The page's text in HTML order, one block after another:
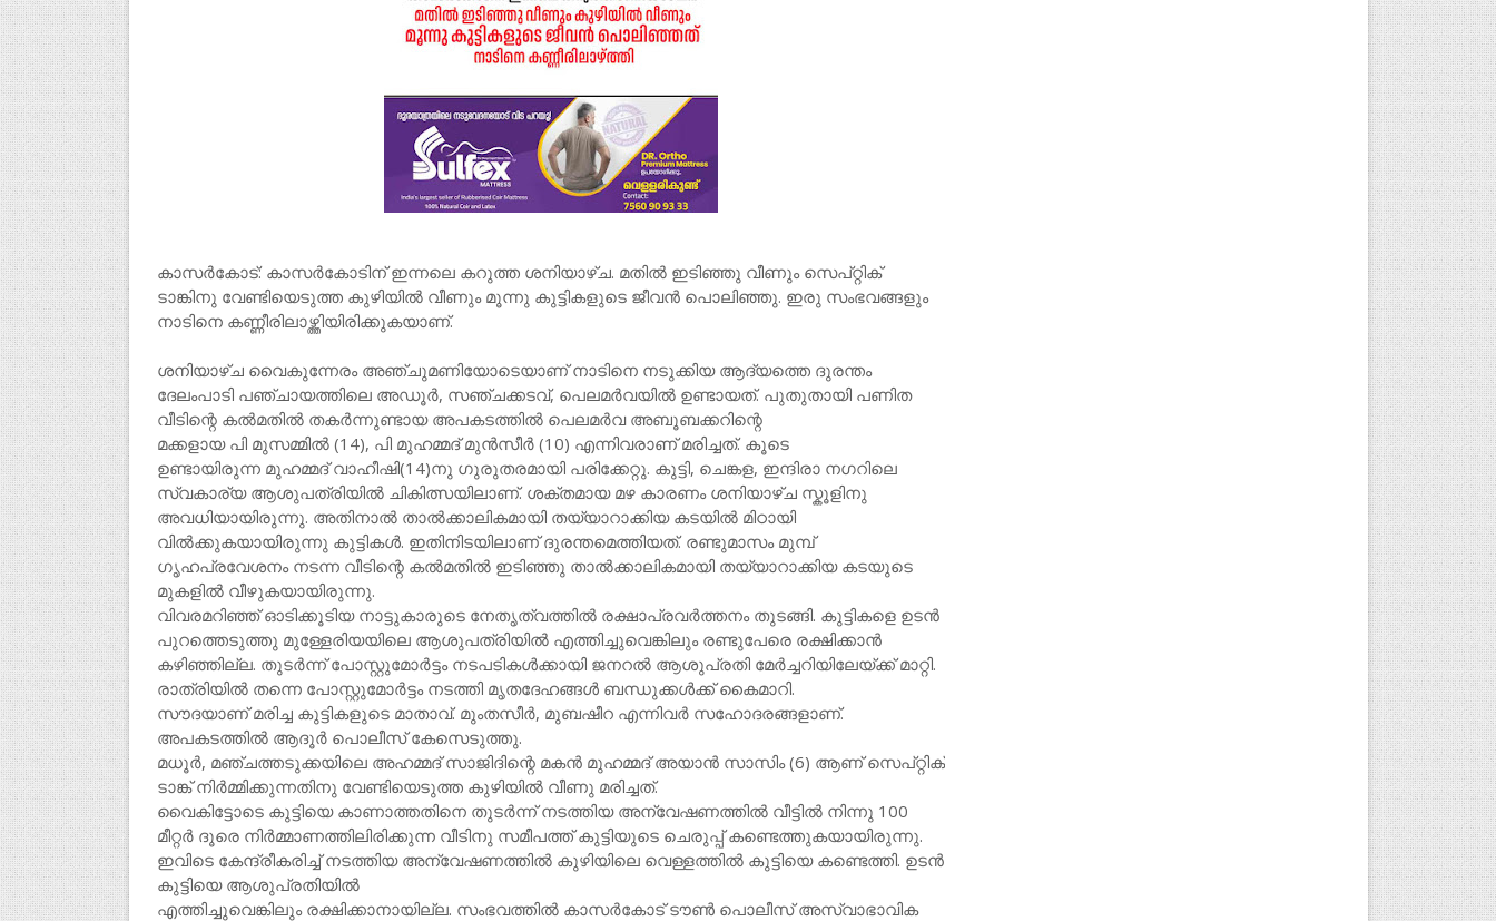
കാസർകോട്: കാസർകോടിന് ഇന്നലെ കറുത്ത ശനിയാഴ്ച. മതിൽ ഇടിഞ്ഞു വീണും സെപ്റ്റിക്
ടാങ്കിനു വേണ്ടിയെടുത്ത കുഴിയിൽ വീണും മൂന്നു കുട്ടികളുടെ ജീവൻ പൊലിഞ്ഞു. ഇരു സംഭവങ്ങളും
നാടിനെ കണ്ണീരിലാഴ്ത്തിയിരിക്കുകയാണ്.
ശനിയാഴ്ച വൈകുന്നേരം അഞ്ചുമണിയോടെയാണ് നാടിനെ നടുക്കിയ ആദ്യത്തെ ദുരന്തം
ദേലംപാടി പഞ്ചായത്തിലെ അഡൂർ, സഞ്ചക്കടവ്, പെലമർവയിൽ ഉണ്ടായത്. പുതുതായി പണിത
വീടിന്റെ കൽമതിൽ തകർന്നുണ്ടായ അപകടത്തിൽ പെലമർവ അബൂബക്കറിന്റെ
മക്കളായ പി മുസമ്മിൽ (14), പി മുഹമ്മദ് മുൻസീർ (10) എന്നിവരാണ് മരിച്ചത്. കൂടെ
ഉണ്ടായിരുന്ന മുഹമ്മദ് വാഹീഷി(14)നു ഗുരുതരമായി പരിക്കേറ്റു. കുട്ടി, ചെങ്കള, ഇന്ദിരാ നഗറിലെ
സ്വകാര്യ ആശുപത്രിയിൽ ചികിത്സയിലാണ്. ശക്തമായ മഴ കാരണം ശനിയാഴ്ച സ്കൂളിനു
അവധിയായിരുന്നു. അതിനാൽ താൽക്കാലികമായി തയ്യാറാക്കിയ കടയിൽ മിഠായി
വിൽക്കുകയായിരുന്നു കുട്ടികൾ. ഇതിനിടയിലാണ് ദുരന്തമെത്തിയത്. രണ്ടുമാസം മുമ്പ്
ഗൃഹപ്രവേശനം നടന്ന വീടിന്റെ കൽമതിൽ ഇടിഞ്ഞു താൽക്കാലികമായി തയ്യാറാക്കിയ കടയുടെ
മുകളിൽ വീഴുകയായിരുന്നു.
വിവരമറിഞ്ഞ് ഓടിക്കൂടിയ നാട്ടുകാരുടെ നേതൃത്വത്തിൽ രക്ഷാപ്രവർത്തനം തുടങ്ങി. കുട്ടികളെ ഉടൻ
പുറത്തെടുത്തു മുള്ളേരിയയിലെ ആശുപത്രിയിൽ എത്തിച്ചുവെങ്കിലും രണ്ടുപേരെ രക്ഷിക്കാൻ
കഴിഞ്ഞില്ല. തുടർന്ന് പോസ്റ്റുമോർട്ടം നടപടികൾക്കായി ജനറൽ ആശുപ്രതി മേർച്ചറിയിലേയ്ക്ക് മാറ്റി.
രാത്രിയിൽ തന്നെ പോസ്റ്റുമോർട്ടം നടത്തി മൃതദേഹങ്ങൾ ബന്ധുക്കൾക്ക് കൈമാറി.
സൗദയാണ് മരിച്ച കുട്ടികളുടെ മാതാവ്. മുംതസീർ, മുബഷീറ എന്നിവർ സഹോദരങ്ങളാണ്.
അപകടത്തിൽ ആദൂർ പൊലീസ് കേസെടുത്തു.
മധൂർ, മഞ്ചത്തടുക്കയിലെ അഹമ്മദ് സാജിദിന്റെ മകൻ മുഹമ്മദ് അയാൻ സാസിം (6) ആണ് സെപ്റ്റിക്
ടാങ്ക് നിർമ്മിക്കുന്നതിനു വേണ്ടിയെടുത്ത കുഴിയിൽ വീണു മരിച്ചത്.
വൈകിട്ടോടെ കുട്ടിയെ കാണാത്തതിനെ തുടർന്ന് നടത്തിയ അന്വേഷണത്തിൽ വീട്ടിൽ നിന്നു 100
മീറ്റർ ദൂരെ നിർമ്മാണത്തിലിരിക്കുന്ന വീടിനു സമീപത്ത് കുട്ടിയുടെ ചെരുപ്പ് കണ്ടെത്തുകയായിരുന്നു.
ഇവിടെ കേന്ദ്രീകരിച്ച് നടത്തിയ അന്വേഷണത്തിൽ കുഴിയിലെ വെള്ളത്തിൽ കുട്ടിയെ കണ്ടെത്തി. ഉടൻ
കുട്ടിയെ ആശുപ്രതിയിൽ
എത്തിച്ചുവെങ്കിലും രക്ഷിക്കാനായില്ല. സംഭവത്തിൽ കാസർകോട് ടൗൺ പൊലീസ് അസ്വാഭാവിക